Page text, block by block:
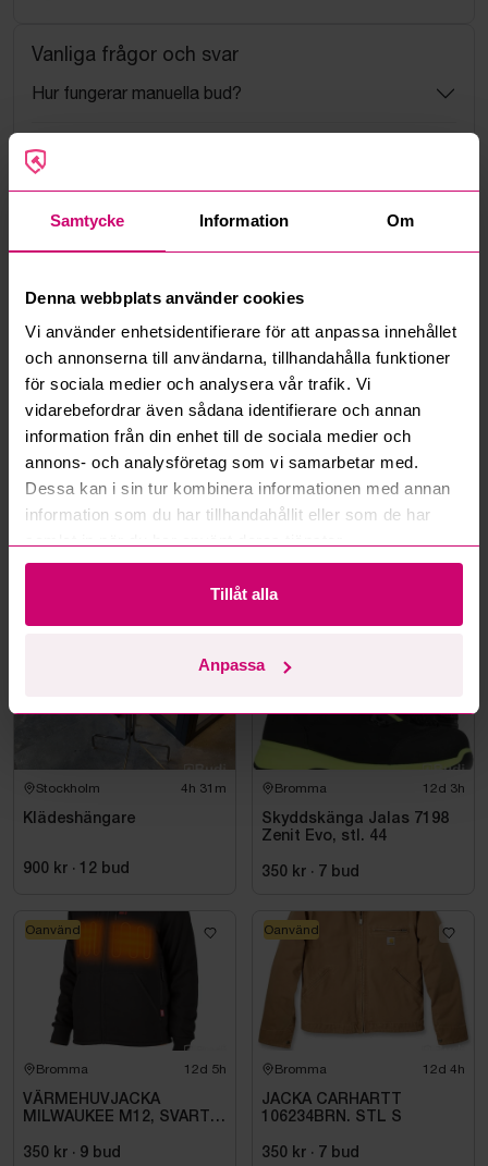
Samtycke Information Om
Denna webbplats använder cookies
Vi använder enhetsidentifierare för att anpassa innehållet
och annonserna till användarna, tillhandahålla funktioner
för sociala medier och analysera vår trafik. Vi
vidarebefordrar även sådana identifierare och annan
information från din enhet till de sociala medier och
annons- och analysföretag som vi samarbetar med.
Dessa kan i sin tur kombinera informationen med annan
information som du har tillhandahållit eller som de har
Tillåt alla
Anpassa
Vanliga frågor och svar
Hur fungerar manuella bud?
Vad innebär serviceavgift?
Hur fungerar budmotorn?
Kan jag ångra ett bud?
Kan ni frakta mina vunna objekt?
Läs fler frågor och svar
Stockholm 4h 31m
Klädeshängare
900 kr · 12 bud
Bromma 12d 3h
Skyddskänga Jalas 7198
Zenit Evo, stl. 44
350 kr · 7 bud
Bromma 12d 5h
VÄRMEHUVJACKA
MILWAUKEE M12, SVART
350 kr · 9 bud
Oanvänd
Bromma 12d 4h
JACKA CARHARTT
106234BRN. STL S
350 kr · 7 bud
Oanvänd